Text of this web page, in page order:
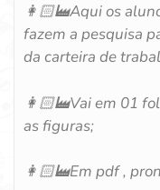
👩🏻‍🏭Aqui os
fazem a pesquisa
da carteira de
👩🏻‍🏭Vai em 01
as figuras;
👩🏻‍🏭Em pdf ,